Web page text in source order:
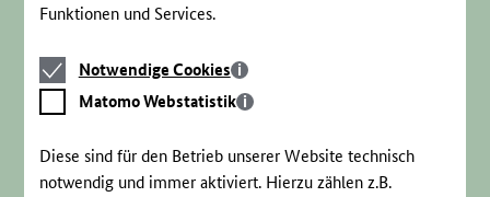
Funktionen und Services.
Notwendige
Cookies
Notwendige Cookies
Matomo
Webstatistik
Matomo Webstatistik
Diese sind für den Betrieb unserer Website technisch
notwendig und immer aktiviert. Hierzu zählen z.B.